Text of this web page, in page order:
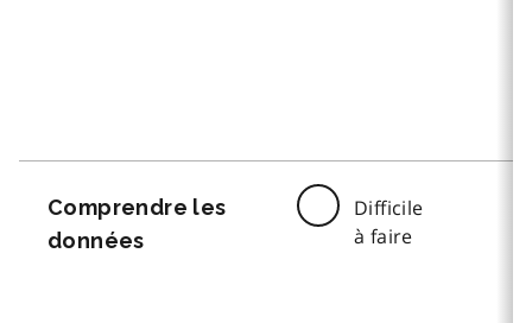
Comprendre les
données
Difficile
à faire